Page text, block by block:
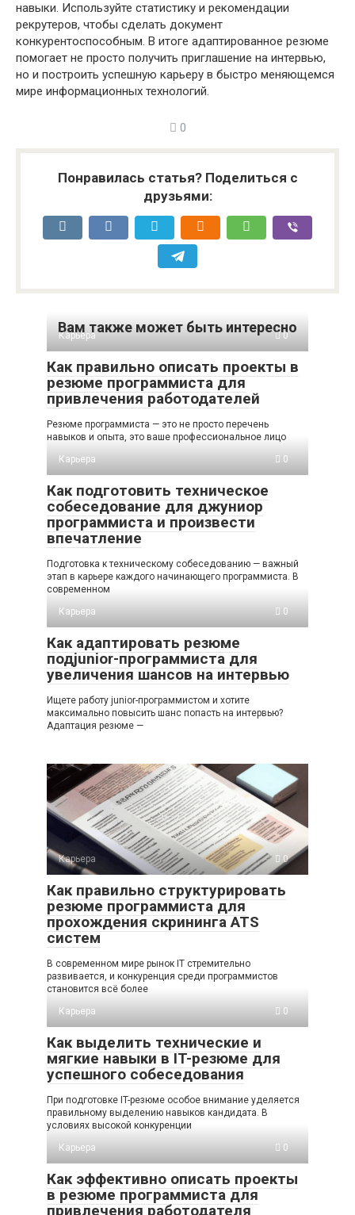
навыки. Используйте статистику и рекомендации
рекрутеров, чтобы сделать документ
конкурентоспособным. В итоге адаптированное резюме
помогает не просто получить приглашение на интервью,
но и построить успешную карьеру в быстро меняющемся
мире информационных технологий.
0
Понравилась статья? Поделиться с
друзьями:
Вам также может быть интересно
Карьера 0
Как правильно описать проекты в
резюме программиста для
привлечения работодателей
Резюме программиста — это не просто перечень
навыков и опыта, это ваше профессиональное лицо
Карьера
0
Как подготовить техническое
собеседование для джуниор
программиста и произвести
впечатление
Подготовка к техническому собеседованию — важный
этап в карьере каждого начинающего программиста. В
современном
Карьера
0
Как адаптировать резюме
подjunior-программиста для
увеличения шансов на интервью
Ищете работу junior-программистом и хотите
максимально повысить шанс попасть на интервью?
Адаптация резюме —
Карьера 0
Как правильно структурировать
резюме программиста для
прохождения скрининга ATS
систем
В современном мире рынок IT стремительно
развивается, и конкуренция среди программистов
становится всё более
Карьера
0
Как выделить технические и
мягкие навыки в IT-резюме для
успешного собеседования
При подготовке IT-резюме особое внимание уделяется
правильному выделению навыков кандидата. В
условиях высокой конкуренции
Карьера
0
Как эффективно описать проекты
в резюме программиста для
привлечения работодателя